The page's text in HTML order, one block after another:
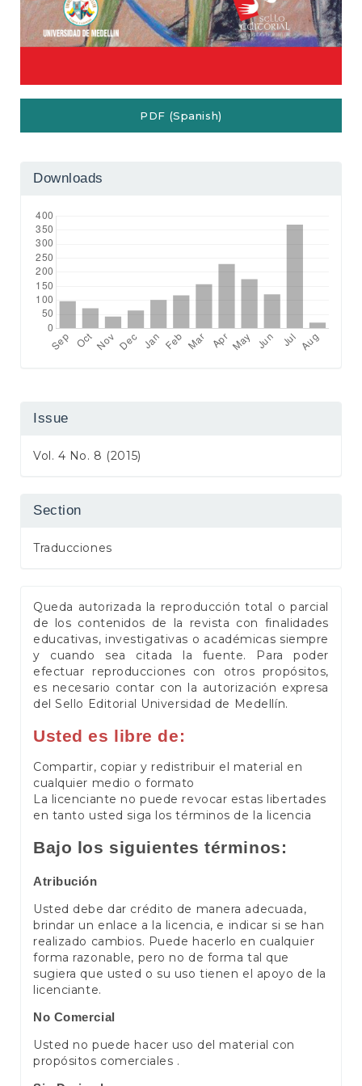
PDF (Spanish)
Downloads
Issue
Vol. 4 No. 8 (2015)
Section
Traducciones
Queda autorizada la reproducción total o parcial
de los contenidos de la revista con finalidades
educativas, investigativas o académicas siempre
y cuando sea citada la fuente. Para poder
efectuar reproducciones con otros propósitos,
es necesario contar con la autorización expresa
del Sello Editorial Universidad de Medellín.
Usted es libre de:
Compartir, copiar y redistribuir el material en
cualquier medio o formato
La licenciante no puede revocar estas libertades
en tanto usted siga los términos de la licencia
Bajo los siguientes términos:
Atribución
Usted debe dar crédito de manera adecuada,
brindar un enlace a la licencia, e indicar si se han
realizado cambios. Puede hacerlo en cualquier
forma razonable, pero no de forma tal que
sugiera que usted o su uso tienen el apoyo de la
licenciante.
No Comercial
Usted no puede hacer uso del material con
propósitos comerciales .